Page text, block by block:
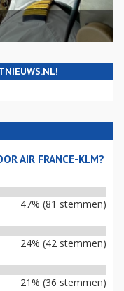
AIR FRANCE-KLM?
47% (81 stemmen)
24% (42 stemmen)
21% (36 stemmen)